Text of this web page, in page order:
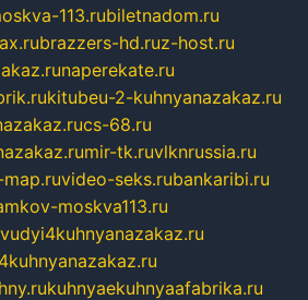
113.rubiletnadom.ru
brazzers-hd.ruz-host.ru
naperekate.ru
kitubeu-2-kuhnyanazakaz.ru
cs-68.ru
mir-tk.ruvlknrussia.ru
video-seks.rubankaribi.ru
moskva113.ru
kuhnyaekuhnyaafabrika.ru